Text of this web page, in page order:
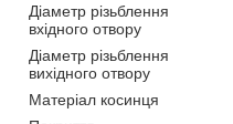
Діаметр різьблення
вхідного отвору
Діаметр різьблення
вихідного отвору
Матеріал косинця